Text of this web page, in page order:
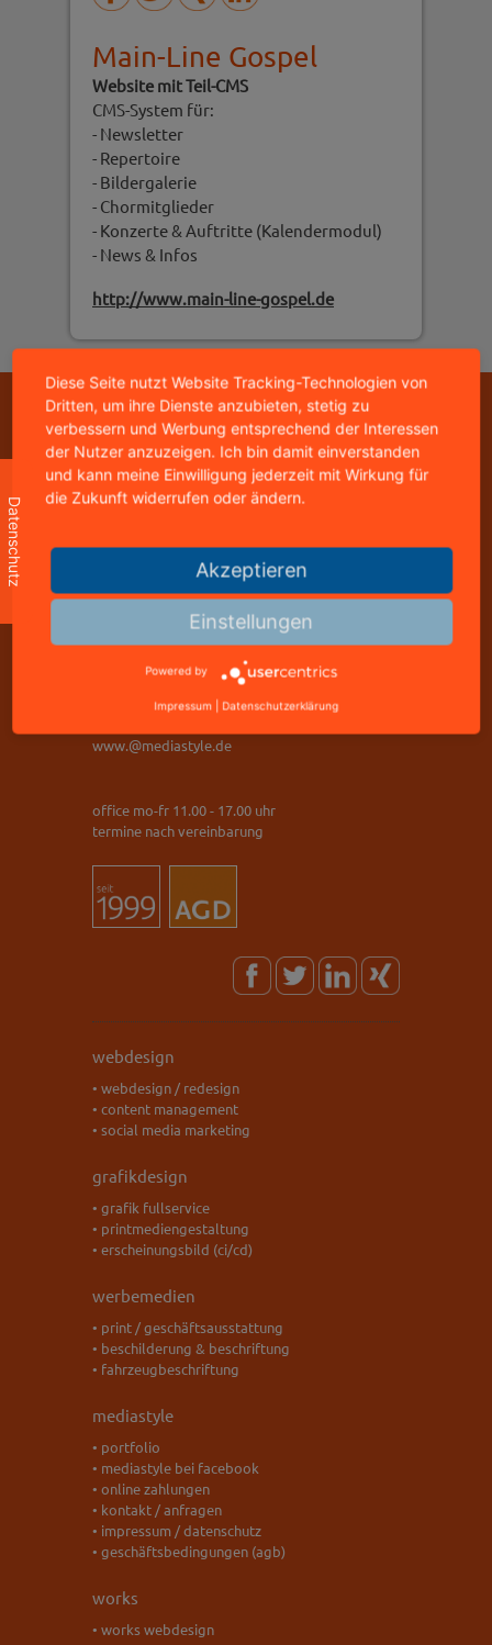
Main-Line Gospel
Website mit Teil-CMS
CMS-System für:
- Newsletter
- Repertoire
- Bildergalerie
- Chormitglieder
- Konzerte & Auftritte (Kalendermodul)
- News & Infos
http://www.main-line-gospel.de
Copyright © 2026 - mediastyle werbeagentur -
95326 kulmbach
home|impressum|datenschutz|kontakt
inhaber: jürgen stündl
buchbindergasse 4
95326 kulmbach
telefax: +49 9221 823502
www.@mediastyle.de
office mo-fr 11.00 - 17.00 uhr
termine nach vereinbarung
webdesign
• webdesign / redesign
• content management
• social media marketing
grafikdesign
• grafik fullservice
• printmediengestaltung
• erscheinungsbild (ci/cd)
werbemedien
• print / geschäftsausstattung
• beschilderung & beschriftung
• fahrzeugbeschriftung
mediastyle
• portfolio
• mediastyle bei facebook
• online zahlungen
• kontakt / anfragen
• impressum / datenschutz
• geschäftsbedingungen (agb)
works
• works webdesign
Datenschutz
Diese Seite nutzt Website Tracking-Technologien von
Dritten, um ihre Dienste anzubieten, stetig zu
verbessern und Werbung entsprechend der Interessen
der Nutzer anzuzeigen. Ich bin damit einverstanden
und kann meine Einwilligung jederzeit mit Wirkung für
die Zukunft widerrufen oder ändern.
Akzeptieren
Einstellungen
Powered by
Impressum Datenschutzerklärung